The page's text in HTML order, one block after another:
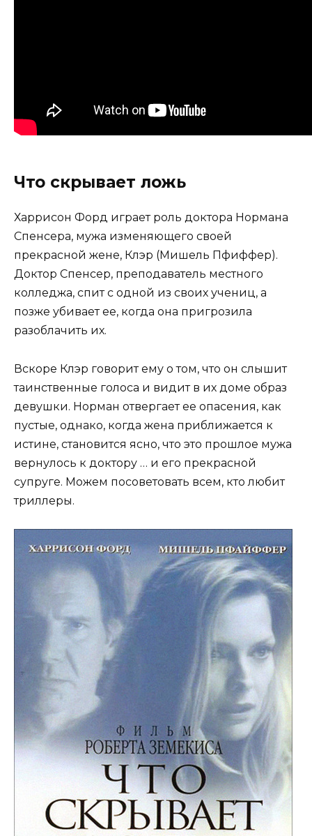
Что скрывает ложь
Харрисон Форд играет роль доктора Нормана
Спенсера, мужа изменяющего своей
прекрасной жене, Клэр (Мишель Пфиффер).
Доктор Спенсер, преподаватель местного
колледжа, спит с одной из своих учениц, а
позже убивает ее, когда она пригрозила
разоблачить их.
Вскоре Клэр говорит ему о том, что он слышит
таинственные голоса и видит в их доме образ
девушки. Норман отвергает ее опасения, как
пустые, однако, когда жена приближается к
истине, становится ясно, что это прошлое мужа
вернулось к доктору … и его прекрасной
супруге. Можем посоветовать всем, кто любит
триллеры.